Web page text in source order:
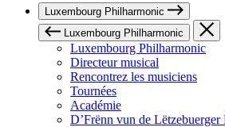
Luxembourg Philharmonic
Luxembourg Philharmonic
Luxembourg Philharmonic
Directeur musical
Rencontrez les musiciens
Tournées
Académie
D’Frënn vun de